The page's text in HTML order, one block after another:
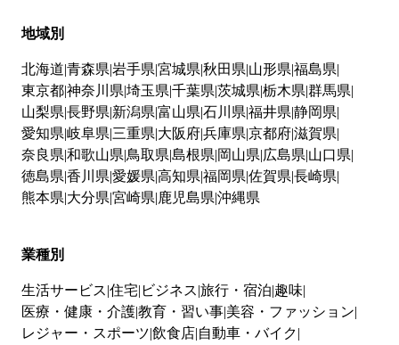
地域別
北海道 青森県 岩手県 宮城県 秋田県 山形県 福島県
東京都神奈川県 埼玉県 千葉県 茨城県 栃木県 群馬県
山梨県 長野県 新潟県 富山県 石川県 福井県 静岡県
愛知県 岐阜県 三重県 大阪府兵庫県 京都府滋賀県
奈良県 和歌山県 鳥取県 島根県 岡山県 広島県 山口県
徳島県 香川県 愛媛県 高知県 福岡県 佐賀県 長崎県
熊本県 大分県 宮崎県 鹿児島県 沖縄県
業種別
生活サービス 住宅 ビジネス 旅行・宿泊 趣味
医療・健康・介護教育・習い事 美容・ファッション
レジャー・スポーツ 飲食店 自動車・バイク